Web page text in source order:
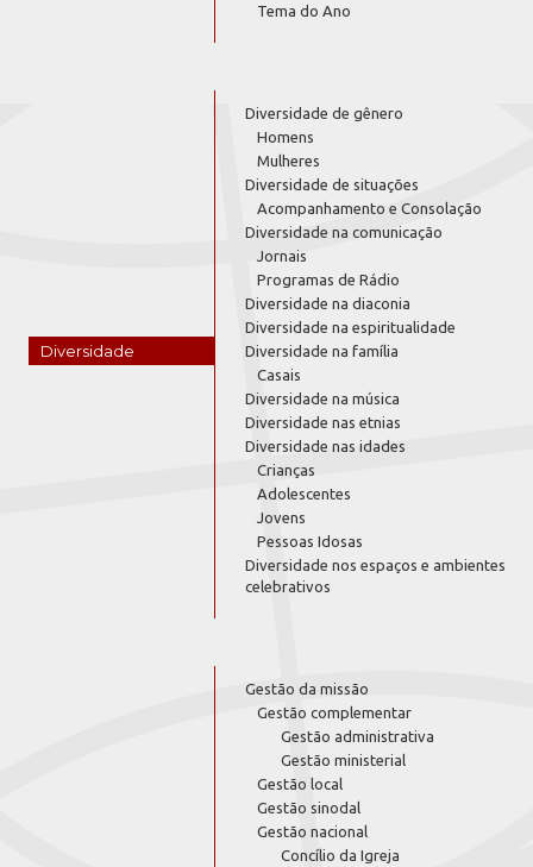
Tema do Ano
Diversidade
Diversidade de gênero
Homens
Mulheres
Diversidade de situações
Acompanhamento e Consolação
Diversidade na comunicação
Jornais
Programas de Rádio
Diversidade na diaconia
Diversidade na espiritualidade
Diversidade na família
Casais
Diversidade na música
Diversidade nas etnias
Diversidade nas idades
Crianças
Adolescentes
Jovens
Pessoas Idosas
Diversidade nos espaços e ambientes
celebrativos
Gestão da missão
Gestão complementar
Gestão administrativa
Gestão ministerial
Gestão local
Gestão sinodal
Gestão nacional
Concílio da Igreja